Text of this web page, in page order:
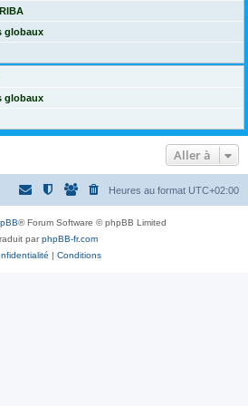
globaux
globaux
Aller à
Heures au format UTC+02:00
® Forum Software © phpBB Limited
parphpBB-fr.com
| Conditions